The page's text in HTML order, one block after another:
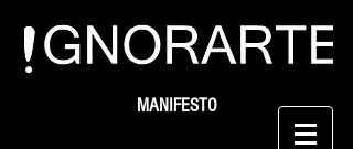
MANIFESTO